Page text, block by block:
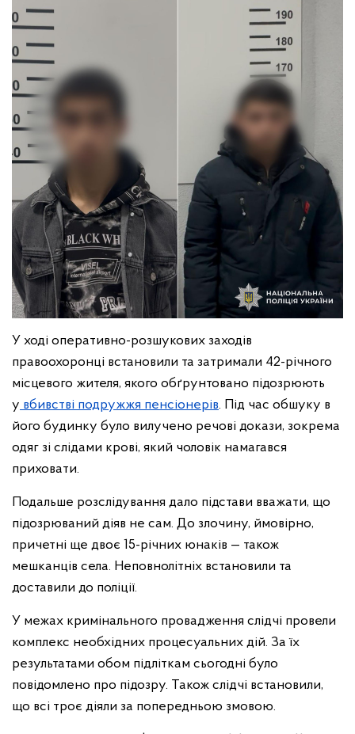
У ході оперативно-розшукових заходів
правоохоронці встановили та затримали 42-річного
місцевого жителя, якого обґрунтовано підозрюють
у вбивстві подружжя пенсіонерів. Під час обшуку в
його будинку було вилучено речові докази, зокрема
одяг зі слідами крові, який чоловік намагався
приховати.
Подальше розслідування дало підстави вважати, що
підозрюваний діяв не сам. До злочину, ймовірно,
причетні ще двоє 15-річних юнаків — також
мешканців села. Неповнолітніх встановили та
доставили до поліції.
У межах кримінального провадження слідчі провели
комплекс необхідних процесуальних дій. За їх
результатами обом підліткам сьогодні було
повідомлено про підозру. Також слідчі встановили,
що всі троє діяли за попередньою змовою.